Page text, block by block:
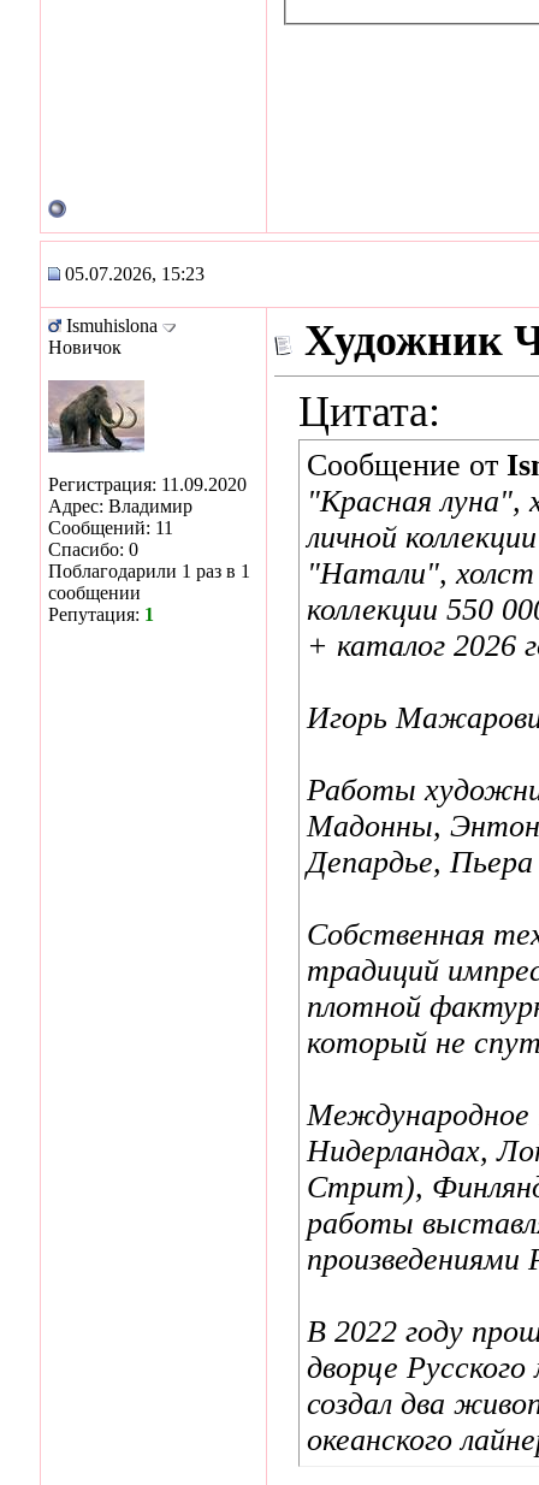
05.07.2026, 15:23
Ismuhislona
Новичок
Регистрация: 11.09.2020
Адрес: Владимир
Сообщений: 11
Спасибо: 0
Поблагодарили 1 раз в 1
сообщении
Репутация: 1
Художник
Цитата:
Сообщение от
"Красная луна",
личной
"Натали", холст
коллекции 550
+ каталог 2026
Игорь
Работы
Мадонны,
Депардье,
Собственная
традиций
плотной
который не
Международное
Нидерландах,
Стрит),
работы
произведениями
В 2022 году
дворце
создал два
океанского